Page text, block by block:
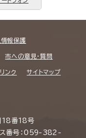
報保護
市への意見・質問
リンク サイトマップ
番18号
番号：059-382-